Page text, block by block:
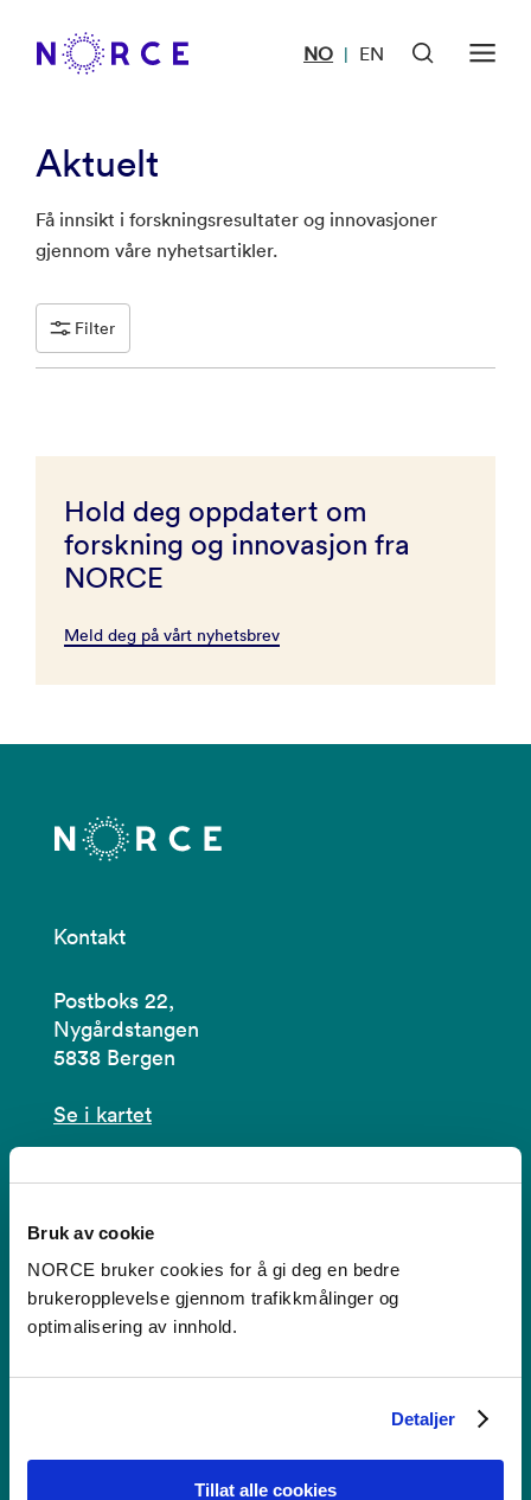
Bruk av cookie
NORCE bruker cookies for å gi deg en bedre
brukeropplevelse gjennom trafikkmålinger og
optimalisering av innhold.
Detaljer
Tillat alle cookies
NO | EN
Aktuelt
Få innsikt i forskningsresultater og innovasjoner
gjennom våre nyhetsartikler.
Filter
Hold deg oppdatert om
forskning og innovasjon fra
NORCE
Meld deg på vårt nyhetsbrev
Kontakt
Postboks 22,
Nygårdstangen
5838 Bergen
Se i kartet
Se alle våre lokasjoner
Tilgjengelighetserklæring
Bruk av informasjonskapsler